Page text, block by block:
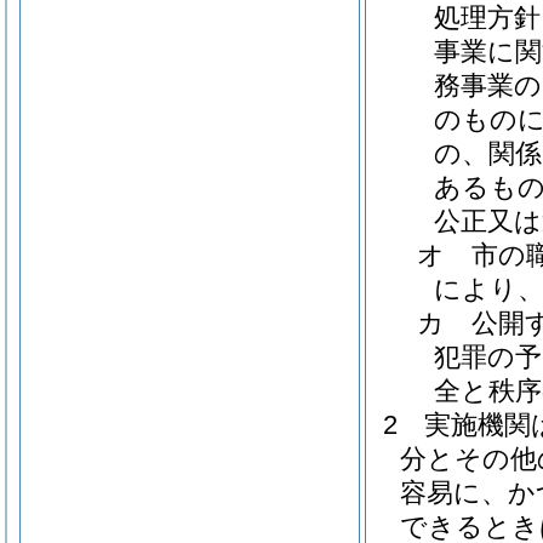
処理方
事業に
務事業
のもの
の、関
あるも
公正又
オ
市の
により
カ
公開
犯罪の
全と秩
2
実施機関
分とその
容易に、
できると